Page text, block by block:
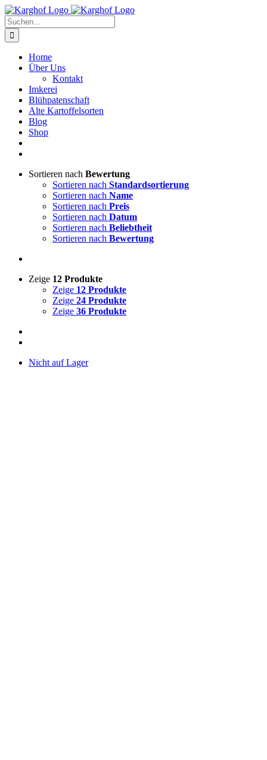
Zum
Inhalt
springen
Instagram
Facebook
Suche
nach:
Home
Über Uns
Kontakt
Imkerei
Blühpatenschaft
Alte Kartoffelsorten
Blog
Shop
Sortieren nach Bewertung
Sortieren nach Standardsortierung
Sortieren nach Name
Sortieren nach Preis
Sortieren nach Datum
Sortieren nach Beliebtheit
Sortieren nach Bewertung
Zeige 12 Produkte
Zeige 12 Produkte
Zeige 24 Produkte
Zeige 36 Produkte
Nicht auf Lager